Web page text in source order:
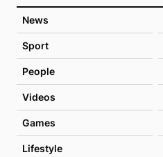
News
Sport
People
Videos
Games
Lifestyle